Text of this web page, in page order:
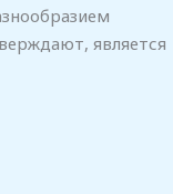
является